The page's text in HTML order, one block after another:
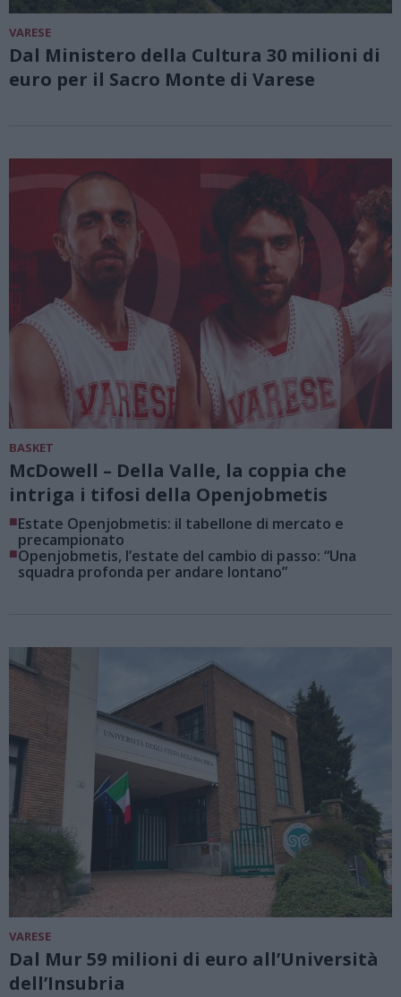
VARESE
Dal Ministero della Cultura 30 milioni di
euro per il Sacro Monte di Varese
BASKET
McDowell – Della Valle, la coppia che
intriga i tifosi della Openjobmetis
■Estate Openjobmetis: il tabellone di mercato e
precampionato
■Openjobmetis, l’estate del cambio di passo: “Una
squadra profonda per andare lontano”
VARESE
Dal Mur 59 milioni di euro all’Università
dell’Insubria